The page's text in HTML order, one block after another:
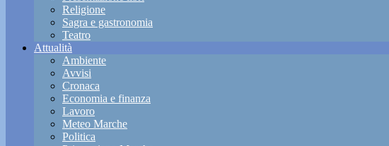
Religione
Sagra e gastronomia
Teatro
Attualità
Ambiente
Avvisi
Cronaca
Economia e finanza
Lavoro
Meteo Marche
Politica